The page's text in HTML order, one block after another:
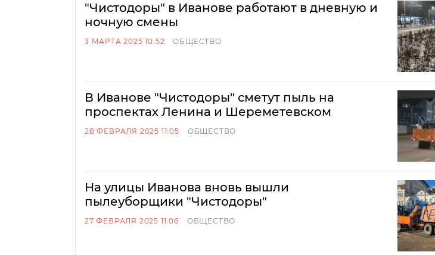
"Чистодоры" в Иванове работают в дневную и
ночную смены
3 МАРТА 2025 10:52 ОБЩЕСТВО
В Иванове "Чистодоры" сметут пыль на
проспектах Ленина и Шереметевском
28 ФЕВРАЛЯ 2025 11:05 ОБЩЕСТВО
На улицы Иванова вновь вышли
пылеуборщики "Чистодоры"
27 ФЕВРАЛЯ 2025 11:06 ОБЩЕСТВО